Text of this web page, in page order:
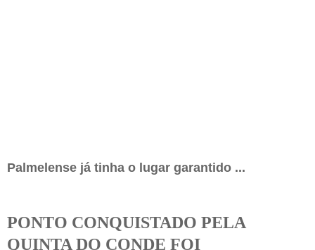
Palmelense já tinha o lugar garantido ...
PONTO CONQUISTADO PELA
QUINTA DO CONDE FOI